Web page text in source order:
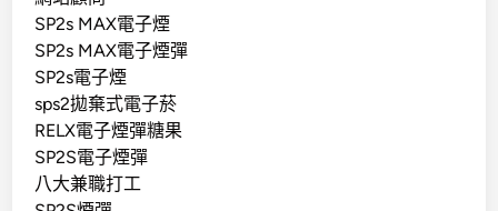
SP2s MAX電子煙
SP2s MAX電子煙彈
SP2s電子煙
sps2拋棄式電子菸
RELX電子煙彈糖果
SP2S電子煙彈
八大兼職打工